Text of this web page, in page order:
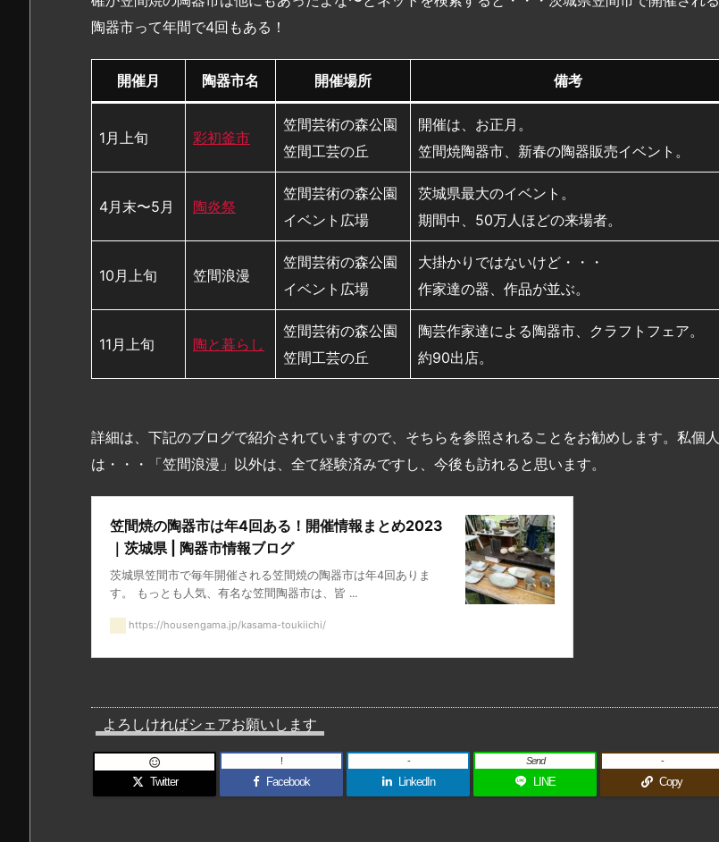
陶器市って年間で4回もある！
開催月 陶器市名 開催場所 備考
1月上旬 彩初釜市
笠間芸術の森公園
笠間工芸の丘
開催は、お正月。
笠間焼陶器市、新春の陶器販売イベント。
4月末〜5月 陶炎祭
笠間芸術の森公園
イベント広場
茨城県最大のイベント。
期間中、50万人ほどの来場者。
10月上旬 笠間浪漫
笠間芸術の森公園
イベント広場
大掛かりではないけど・・・
作家達の器、作品が並ぶ。
11月上旬 陶と暮らし
笠間芸術の森公園
笠間工芸の丘
陶芸作家達による陶器市、クラフトフェア。
約90出店。
詳細は、下記のブログで紹介されていますので、そちらを参照されることをお勧めします。私個人
は・・・「笠間浪漫」以外は、全て経験済みですし、今後も訪れると思います。
笠間焼の陶器市は年4回ある！開催情報まとめ2023
｜茨城県 | 陶器市情報ブログ
茨城県笠間市で毎年開催される笠間焼の陶器市は年4回ありま
す。 もっとも人気、有名な笠間陶器市は、皆 ...
https://housengama.jp/kasama-toukiichi/
よろしければシェアお願いします
Twitter

Facebook
!
LinkedIn
-
LINE
Send
Copy
-